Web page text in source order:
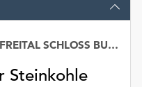
Steinkohle
STÄDTISCHE SAMMLUNGEN FREITAL SCHLOSS BURGK